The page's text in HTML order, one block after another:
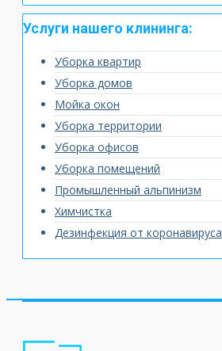
Услуги нашего клининга:
Уборка квартир
Уборка домов
Мойка окон
Уборка территории
Уборка офисов
Уборка помещений
Промышленный альпинизм
Химчистка
Дезинфекция от коронавируса